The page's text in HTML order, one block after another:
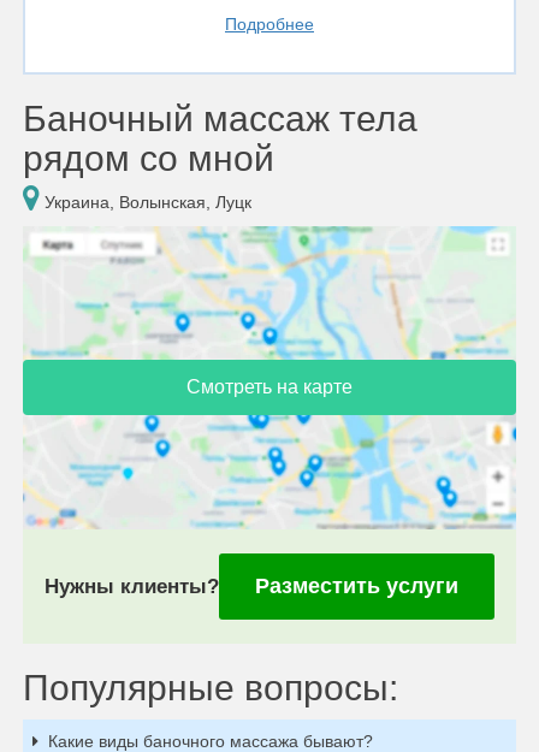
Подробнее
Баночный массаж тела
рядом со мной
Украина, Волынская, Луцк
Смотреть на карте
Нужны клиенты? Разместить услуги
Популярные вопросы:
Какие виды баночного массажа бывают?